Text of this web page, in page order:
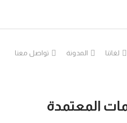
لغاتنا المدونة تواصل معنا
المعتمدة